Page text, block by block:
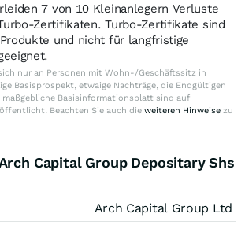
7 von 10 Kleinanlegern Verluste
Zertifikaten. Turbo-Zertifikate sind
und nicht für langfristige
nur an Personen mit Wohn-/Geschäftssitz in
Basisprospekt, etwaige Nachträge, die Endgültigen
maßgebliche Basisinformationsblatt sind auf
Beachten Sie auch die weiteren Hinweise zu
Capital Group Depositary Shs
Arch Capital Group Ltd